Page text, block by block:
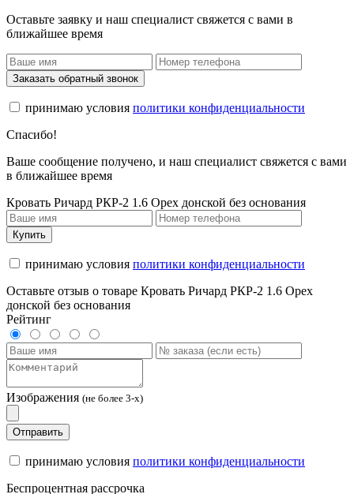
Оставьте заявку и наш специалист свяжется с вами в
ближайшее время
Заказать обратный звонок
принимаю условия политики конфиденциальности
Спасибо!
Ваше сообщение получено, и наш специалист свяжется с вами
в ближайшее время
Кровать Ричард РКР-2 1.6 Орех донской без основания
Купить
принимаю условия политики конфиденциальности
Оставьте отзыв о товаре Кровать Ричард РКР-2 1.6 Орех
донской без основания
Рейтинг
Изображения (не более 3-х)
Отправить
принимаю условия политики конфиденциальности
Беспроцентная рассрочка